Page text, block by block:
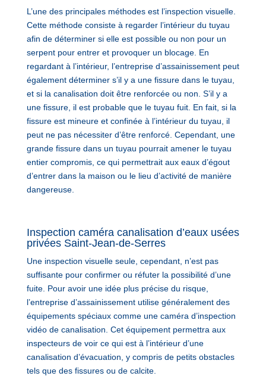
L’une des principales méthodes est l’inspection visuelle.
Cette méthode consiste à regarder l’intérieur du tuyau
afin de déterminer si elle est possible ou non pour un
serpent pour entrer et provoquer un blocage. En
regardant à l’intérieur, l’entreprise d’assainissement peut
également déterminer s’il y a une fissure dans le tuyau,
et si la canalisation doit être renforcée ou non. S’il y a
une fissure, il est probable que le tuyau fuit. En fait, si la
fissure est mineure et confinée à l’intérieur du tuyau, il
peut ne pas nécessiter d’être renforcé. Cependant, une
grande fissure dans un tuyau pourrait amener le tuyau
entier compromis, ce qui permettrait aux eaux d’égout
d’entrer dans la maison ou le lieu d’activité de manière
dangereuse.
Inspection caméra canalisation d’eaux usées
privées Saint-Jean-de-Serres
Une inspection visuelle seule, cependant, n’est pas
suffisante pour confirmer ou réfuter la possibilité d’une
fuite. Pour avoir une idée plus précise du risque,
l’entreprise d’assainissement utilise généralement des
équipements spéciaux comme une caméra d’inspection
vidéo de canalisation. Cet équipement permettra aux
inspecteurs de voir ce qui est à l’intérieur d’une
canalisation d’évacuation, y compris de petits obstacles
tels que des fissures ou de calcite.